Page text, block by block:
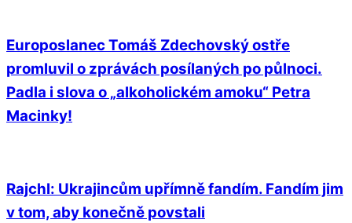
Europoslanec Tomáš Zdechovský ostře
promluvil o zprávách posílaných po půlnoci.
Padla i slova o „alkoholickém amoku“ Petra
Macinky!
Rajchl: Ukrajincům upřímně fandím. Fandím jim
v tom, aby konečně povstali